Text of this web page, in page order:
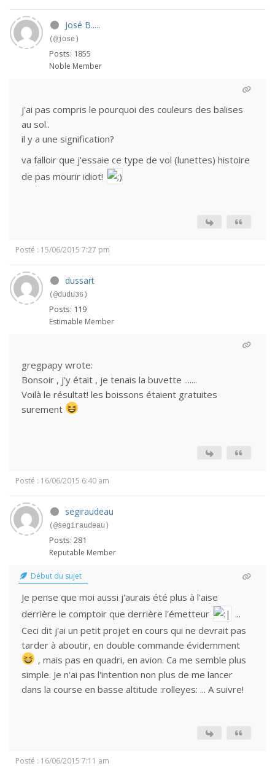
José B.....
(@jose)
Posts: 1855
Noble Member
j'ai pas compris le pourquoi des couleurs des balises
au sol..
il y a une signification?
va falloir que j'essaie ce type de vol (lunettes) histoire
de pas mourir idiot!
Posté : 15/06/2015 7:27 pm
dussart
(@dudu36)
Posts: 119
Estimable Member
gregpapy wrote:
Bonsoir , j'y était , je tenais la buvette .......
Voilà le résultat! les boissons étaient gratuites
surement
Posté : 16/06/2015 6:40 am
segiraudeau
(@segiraudeau)
Posts: 281
Reputable Member
Début du sujet
Je pense que moi aussi j'aurais été plus à l'aise
derrière le comptoir que derrière l'émetteur
...
Ceci dit j'ai un petit projet en cours qui ne devrait pas
tarder à aboutir, en double commande évidemment
, mais pas en quadri, en avion. Ca me semble plus
simple. Je n'ai pas l'intention non plus de me lancer
dans la course en basse altitude :rolleyes: ... A suivre!
Posté : 16/06/2015 7:11 am